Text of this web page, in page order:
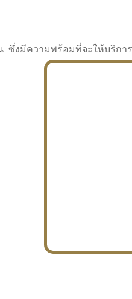
งมีความพร้อมที่จะให้บริกา